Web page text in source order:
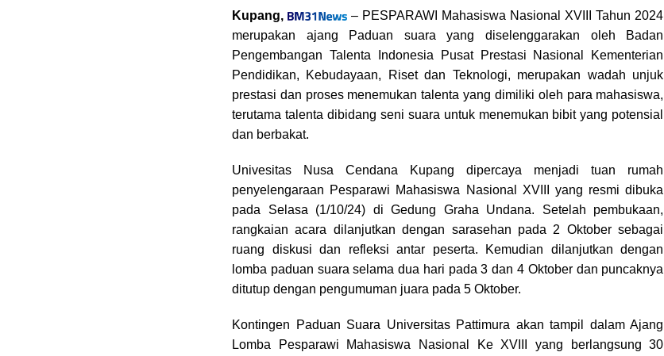
e
b
o
o
k
e
a
d
s
A
p
e
g
r
m
L
i
k
a
r
e
Kupang,
– PESPARAWI Mahasiswa Nasional XVIII Tahun 2024
merupakan ajang Paduan suara yang diselenggarakan oleh Badan
Pengembangan Talenta Indonesia Pusat Prestasi Nasional Kementerian
Pendidikan, Kebudayaan, Riset dan Teknologi, merupakan wadah unjuk
prestasi dan proses menemukan talenta yang dimiliki oleh para mahasiswa,
terutama talenta dibidang seni suara untuk menemukan bibit yang potensial
dan berbakat.
Univesitas Nusa Cendana Kupang dipercaya menjadi tuan rumah
penyelengaraan Pesparawi Mahasiswa Nasional XVIII yang resmi dibuka
pada Selasa (1/10/24) di Gedung Graha Undana. Setelah pembukaan,
rangkaian acara dilanjutkan dengan sarasehan pada 2 Oktober sebagai
ruang diskusi dan refleksi antar peserta. Kemudian dilanjutkan dengan
lomba paduan suara selama dua hari pada 3 dan 4 Oktober dan puncaknya
ditutup dengan pengumuman juara pada 5 Oktober.
Kontingen Paduan Suara Universitas Pattimura akan tampil dalam Ajang
Lomba Pesparawi Mahasiswa Nasional Ke XVIII yang berlangsung 30